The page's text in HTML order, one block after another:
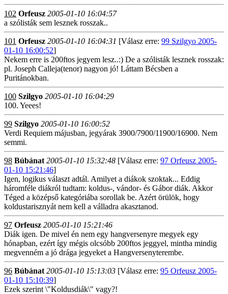
102 Orfeusz 2005-01-10 16:04:57
a szólisták sem lesznek rosszak..
101 Orfeusz 2005-01-10 16:04:31 [Válasz erre: 99 Szilgyo 2005-
01-10 16:00:52]
Nekem erre is 200ftos jegyem lesz..:) De a szólisták lesznek rosszak:
pl. Joseph Calleja(tenor) nagyon jó! Láttam Bécsben a
Puritánokban.
100 Szilgyo 2005-01-10 16:04:29
100. Yeees!
99 Szilgyo 2005-01-10 16:00:52
Verdi Requiem májusban, jegyárak 3900/7900/11900/16900. Nem
semmi.
98 Búbánat 2005-01-10 15:32:48 [Válasz erre: 97 Orfeusz 2005-
01-10 15:21:46]
Igen, logikus választ adtál. Amilyet a diákok szoktak... Eddig
háromféle diákról tudtam: koldus-, vándor- és Gábor diák. Akkor
Téged a középső kategóriába sorollak be. Azért örülök, hogy
koldustarisznyát nem kell a válladra akasztanod.
97 Orfeusz 2005-01-10 15:21:46
Diák igen. De mivel én nem egy hangversenyre megyek egy
hónapban, ezért így mégis olcsóbb 200ftos jeggyel, mintha mindig
megvenném a jó drága jegyeket a Hangversenyterembe.
96 Búbánat 2005-01-10 15:13:03 [Válasz erre: 95 Orfeusz 2005-
01-10 15:10:39]
Ezek szerint \"Koldusdiák\" vagy?!